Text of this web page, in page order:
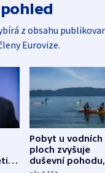
z obsahu
Eurovize.
Pobyt u vodních
ploch zvyšuje
duševní pohodu,